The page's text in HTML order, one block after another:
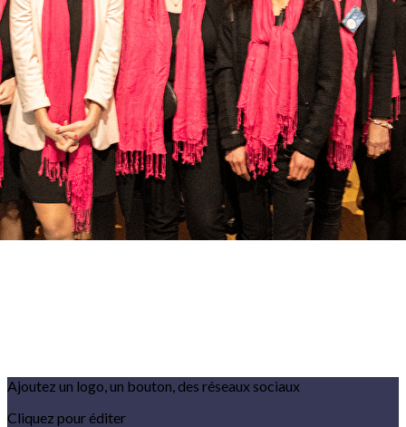
Cliquez pour éditer
Je m'abonne à la newsletter
OK
Ajoutez un logo, un bouton, des réseaux sociaux
Cliquez pour éditer